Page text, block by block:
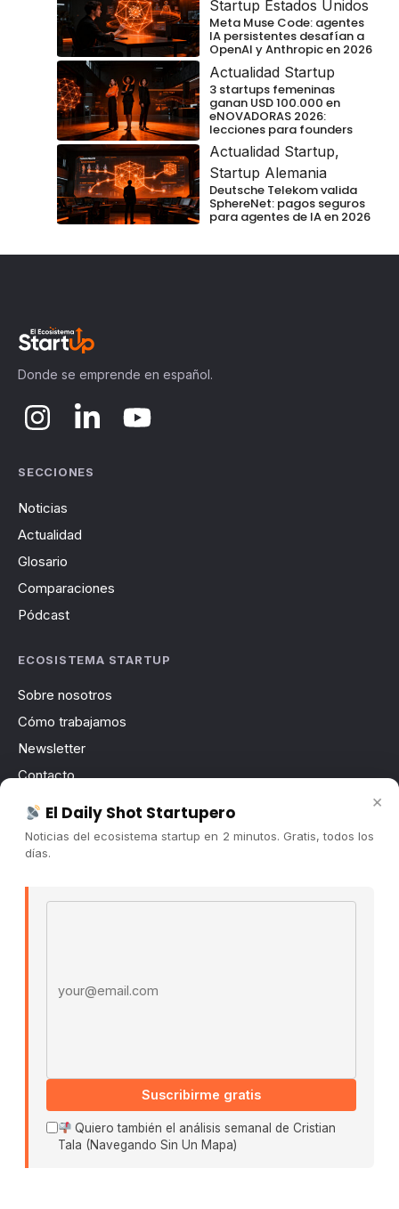
Startup Estados Unidos
Meta Muse Code: agentes
IA persistentes desafían a
OpenAI y Anthropic en 2026
Actualidad Startup
3 startups femeninas
ganan USD 100.000 en
eNOVADORAS 2026:
lecciones para founders
Actualidad Startup,
Startup Alemania
Deutsche Telekom valida
SphereNet: pagos seguros
para agentes de IA en 2026
Donde se emprende en español.
SECCIONES
Noticias
Actualidad
Glosario
Comparaciones
Pódcast
ECOSISTEMA STARTUP
Sobre nosotros
Cómo trabajamos
Newsletter
Contacto
Publicidad
Convocatorias
×
El Daily Shot Startupero
Noticias del ecosistema startup en 2 minutos. Gratis, todos los
días.
Suscribirme gratis
Quiero también el análisis semanal de Cristian
Tala (Navegando Sin Un Mapa)
Buscar: